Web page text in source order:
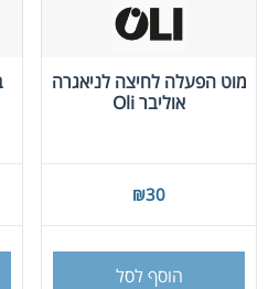
מוט הפעלה לחיצה לניאגרה
אוליבר Oli
₪30
הוסף לסל